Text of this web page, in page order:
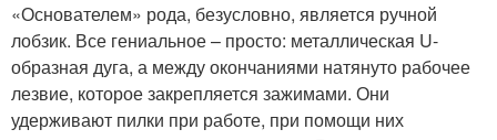
«Основателем» рода, безусловно, является ручной
лобзик. Все гениальное – просто: металлическая U-
образная дуга, а между окончаниями натянуто рабочее
лезвие, которое закрепляется зажимами. Они
удерживают пилки при работе, при помощи них